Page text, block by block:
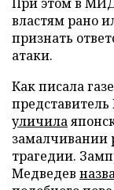
При этом в
властям рано
признать
атаки.
Как писала
уличила
замалчивании
трагедии.
Медведев